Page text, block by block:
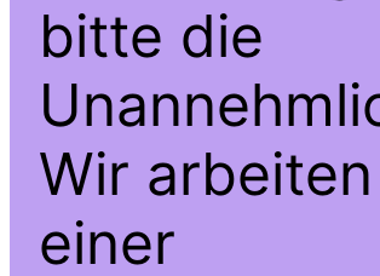
bitte die
Wir
einer